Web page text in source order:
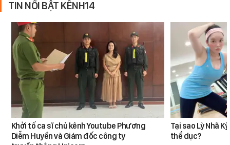
TIN NỔI BẬT KÊNH14
Khởi tố ca sĩ chủ kênh Youtube Phương
Diễm Huyền và Giám đốc công ty
Tại sao Lỳ Nhã
thể dục?